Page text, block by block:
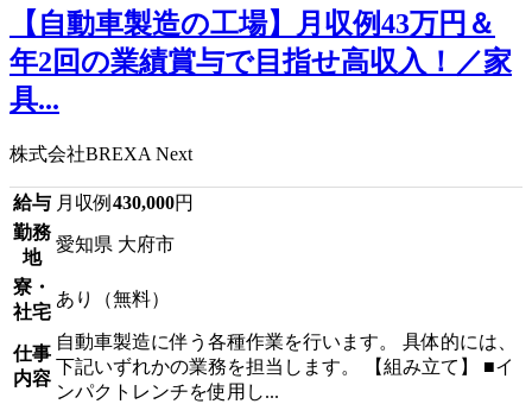
【自動車製造の工場】月収例43万円＆
年2回の業績賞与で目指せ高収入！／家
具...
株式会社BREXA Next
給与 月収例 430,000円
勤務
地
愛知県 大府市
寮・
社宅
あり（無料）
仕事
内容
自動車製造に伴う各種作業を行います。 具体的には、
下記いずれかの業務を担当します。 【組み立て】 ■イ
ンパクトレンチを使用し...